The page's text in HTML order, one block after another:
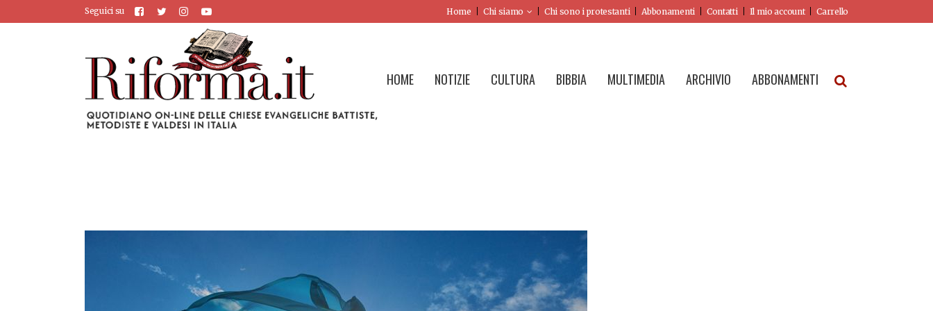
Seguici su Home Chi siamo Chi sono i protestanti Abbonamenti Contatti Il mio account Carrello
HOME NOTIZIE CULTURA BIBBIA MULTIMEDIA ARCHIVIO ABBONAMENTI